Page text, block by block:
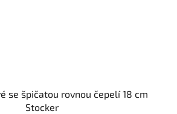
se špičatou rovnou čepelí 18 cm
Stocker